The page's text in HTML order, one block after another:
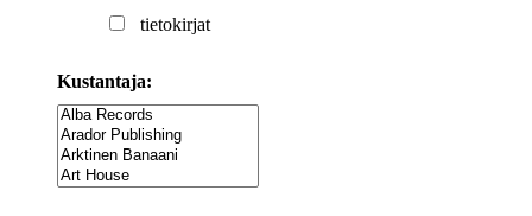
tietokirjat
Kustantaja: